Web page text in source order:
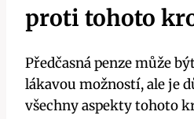
proti tohoto
Předčasná penze může
lákavou možností, ale je
všechny aspekty tohoto